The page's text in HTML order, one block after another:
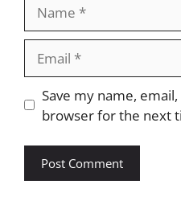
Website
Save my name,
browser for the next